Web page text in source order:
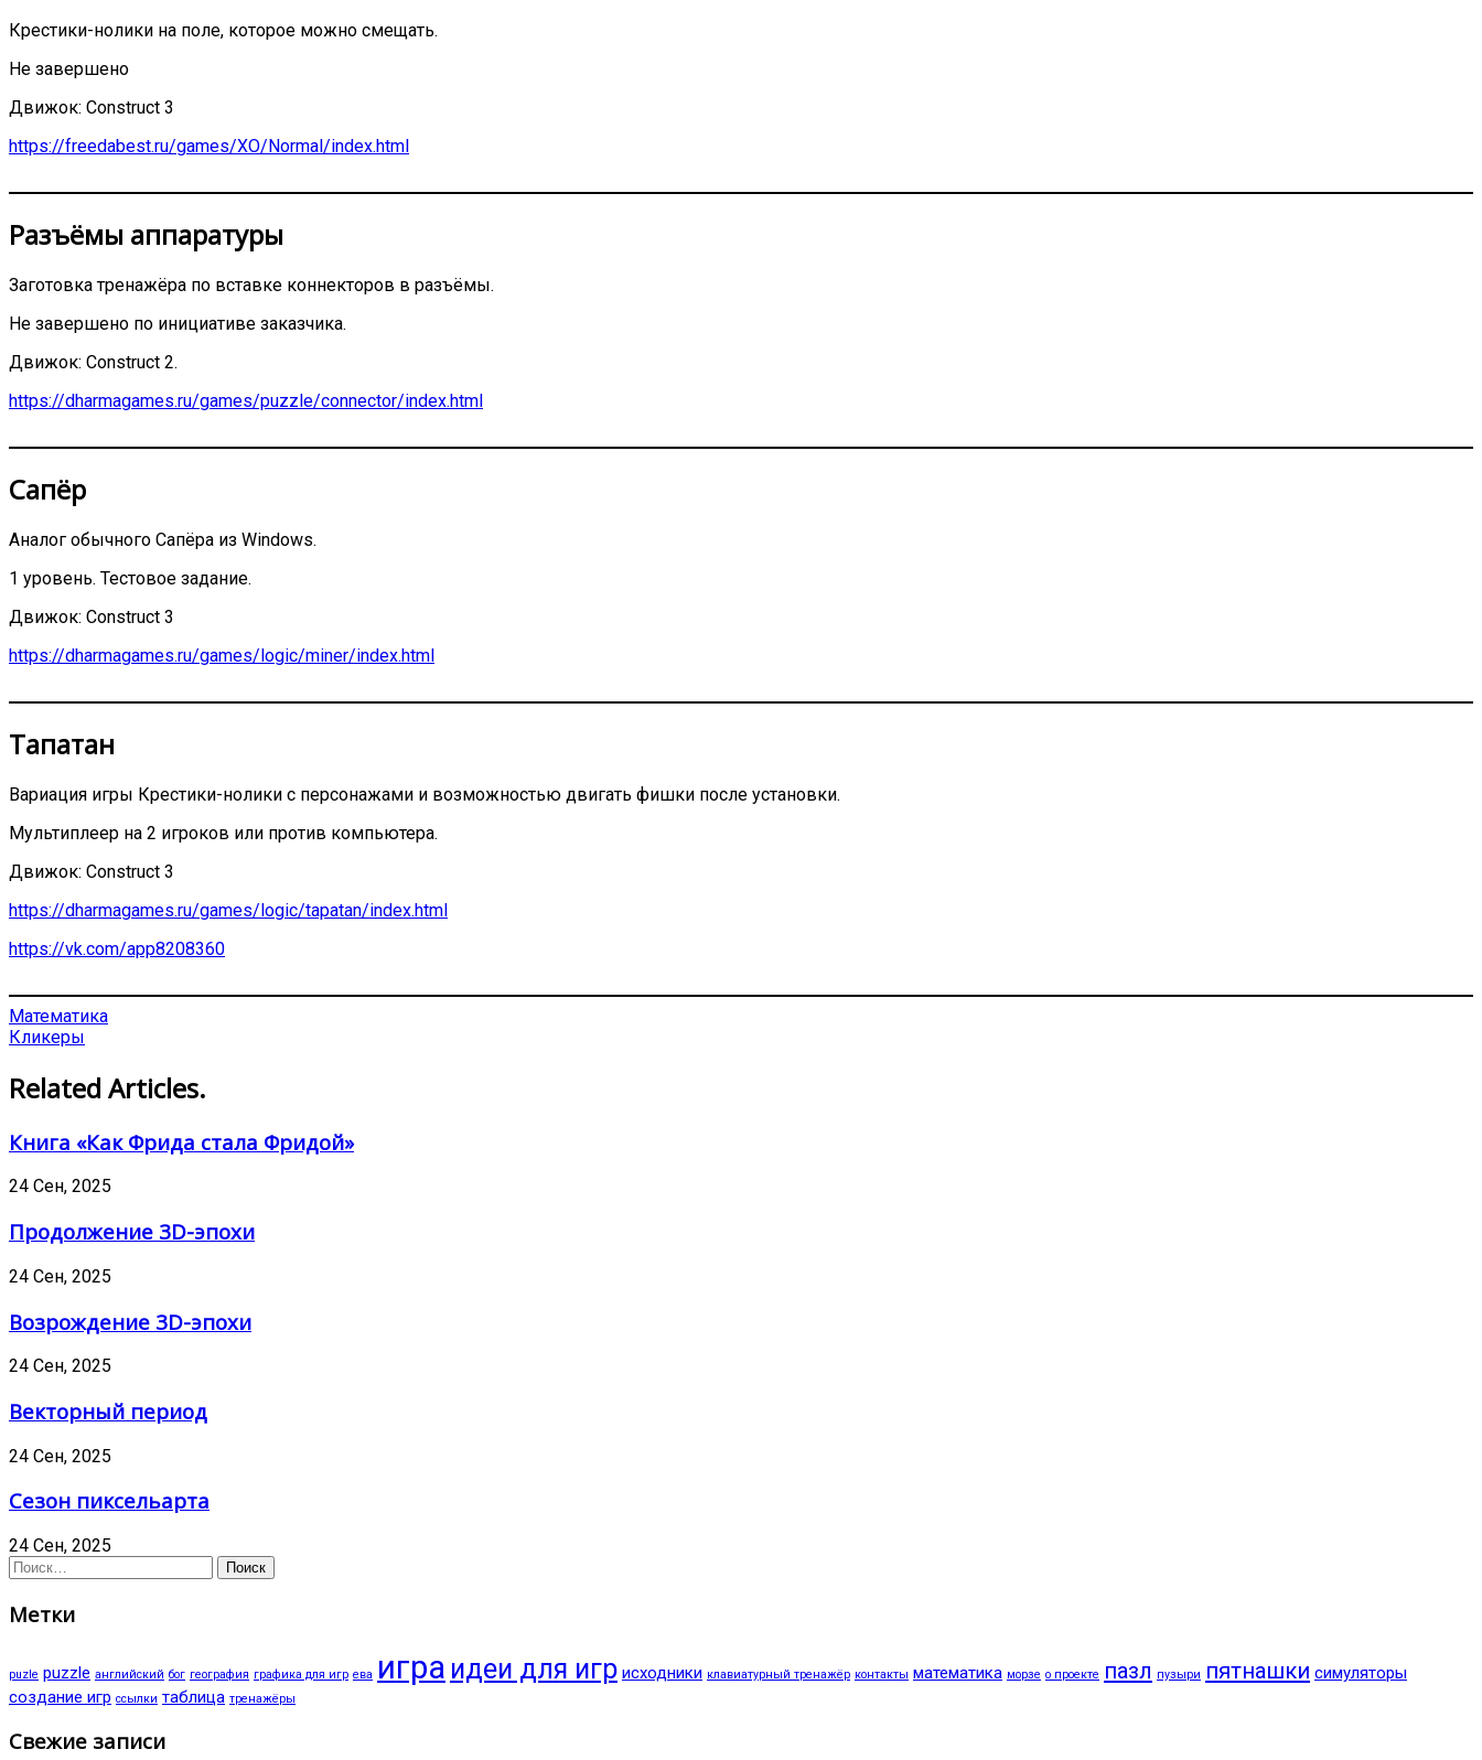
Крестики-нолики на поле, которое можно смещать.
Не завершено
Движок: Construct 3
https://freedabest.ru/games/XO/Normal/index.html
Разъёмы аппаратуры
Заготовка тренажёра по вставке коннекторов в разъёмы.
Не завершено по инициативе заказчика.
Движок: Construct 2.
https://dharmagames.ru/games/puzzle/connector/index.html
Сапёр
Аналог обычного Сапёра из Windows.
1 уровень. Тестовое задание.
Движок: Construct 3
https://dharmagames.ru/games/logic/miner/index.html
Тапатан
Вариация игры Крестики-нолики с персонажами и возможностью двигать фишки после установки.
Мультиплеер на 2 игроков или против компьютера.
Движок: Construct 3
https://dharmagames.ru/games/logic/tapatan/index.html
https://vk.com/app8208360
Математика
Кликеры
Related Articles.
Книга «Как Фрида стала Фридой»
24 Сен, 2025
Продолжение 3D-эпохи
24 Сен, 2025
Возрождение 3D-эпохи
24 Сен, 2025
Векторный период
24 Сен, 2025
Сезон пиксельарта
24 Сен, 2025
Найти:
Метки
puzle puzzle английский бог география графика для игр ева игра идеи для игр исходники клавиатурный тренажёр контакты математика морзе о проекте пазл пузыри пятнашки симуляторы
создание игр ссылки таблица тренажёры
Свежие записи